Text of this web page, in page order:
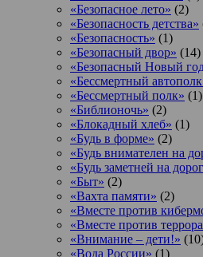
«Безопасное лето» (2)
«Безопасность детства»
«Безопасность» (1)
«Безопасный двор» (14)
«Безопасный Новый
«Бессмертный
«Бессмертный полк» (1)
«Библионочь» (2)
«Блокадный хлеб» (1)
«Будь в форме» (2)
«Будь внимателен на
«Будь заметней на
«Быт» (2)
«Вахта памяти» (2)
«Вместе против
«Вместе против
«Внимание – дети!»
«Вода России» (1)